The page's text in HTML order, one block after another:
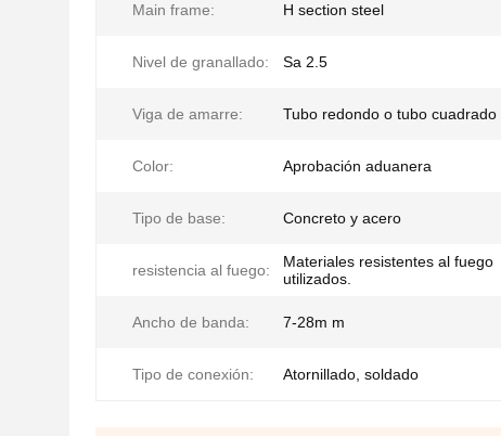
Main frame: H section steel
Nivel de granallado: Sa 2.5
Viga de amarre: Tubo redondo o tubo cuadrado
Color: Aprobación aduanera
Tipo de base: Concreto y acero
resistencia al fuego:
Materiales resistentes al fuego
utilizados.
Ancho de banda: 7-28m m
Tipo de conexión: Atornillado, soldado